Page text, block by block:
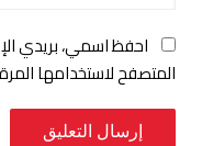
احفظ اسمي، بريدي
المتصفح لاستخدامها